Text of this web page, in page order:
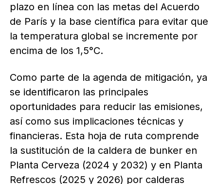
plazo en línea con las metas del Acuerdo
de París y la base científica para evitar que
la temperatura global se incremente por
encima de los 1,5°C.
Como parte de la agenda de mitigación, ya
se identificaron las principales
oportunidades para reducir las emisiones,
así como sus implicaciones técnicas y
financieras. Esta hoja de ruta comprende
la sustitución de la caldera de bunker en
Planta Cerveza (2024 y 2032) y en Planta
Refrescos (2025 y 2026) por calderas